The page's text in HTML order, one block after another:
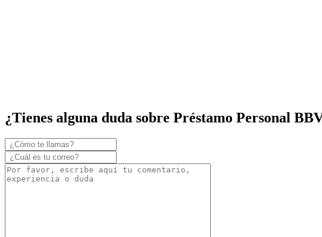
¿Tienes alguna duda sobre Préstamo Personal